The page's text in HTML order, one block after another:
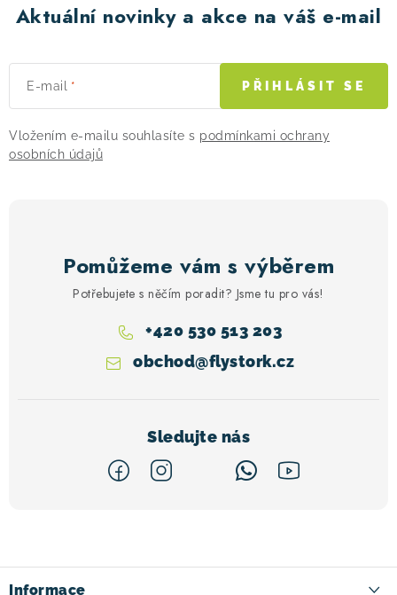
Aktuální novinky a akce na váš e-mail
E-mail
Vložením e-mailu souhlasíte s podmínkami ochrany
osobních údajů
PŘIHLÁSIT SE
Pomůžeme vám s výběrem
Potřebujete s něčím poradit? Jsme tu pro vás!
obchod@flystork.cz
+420 530 513 203
p
Informace